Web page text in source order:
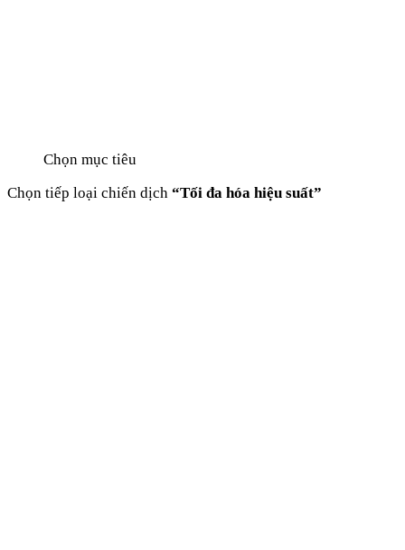
Chọn mục tiêu
Chọn tiếp loại chiến dịch “Tối đa hóa hiệu suất”